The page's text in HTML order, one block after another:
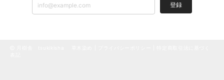
登録